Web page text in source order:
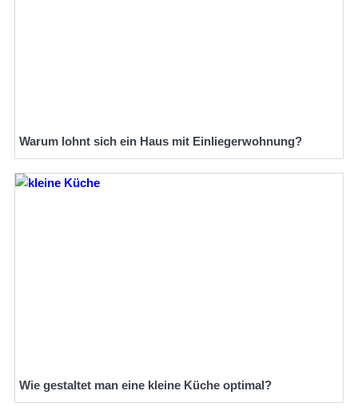
Warum lohnt sich ein Haus mit Einliegerwohnung?
Wie gestaltet man eine kleine Küche optimal?